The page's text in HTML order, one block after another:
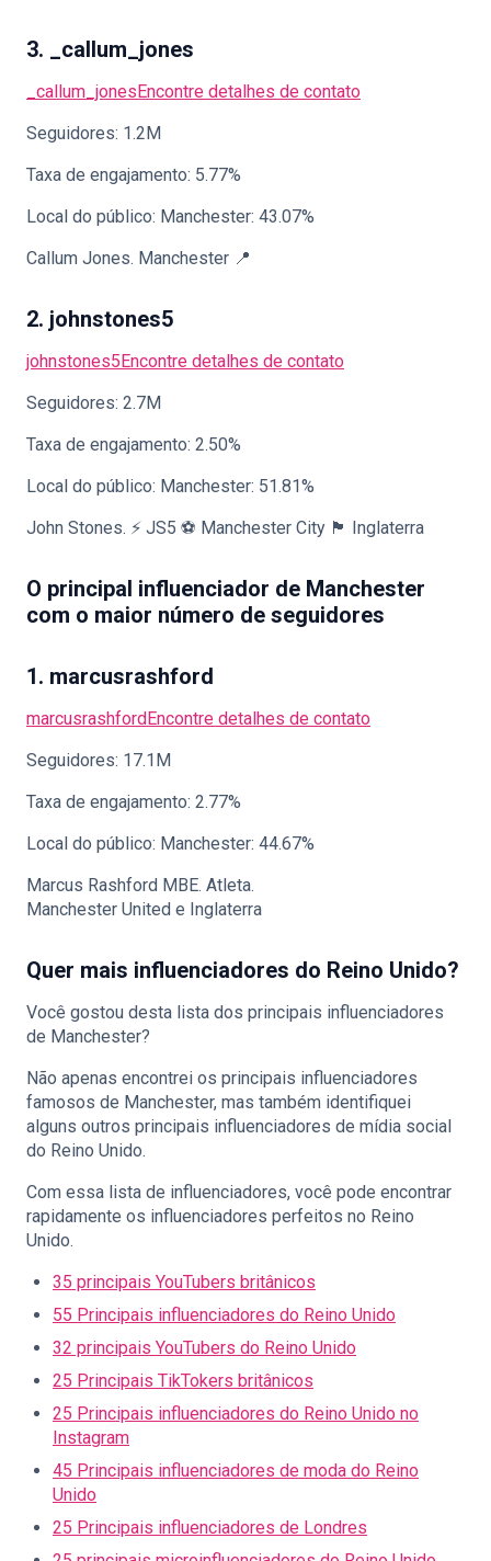
3. _callum_jones
_callum_jonesEncontre detalhes de contato
Seguidores: 1.2M
Taxa de engajamento: 5.77%
Local do público: Manchester: 43.07%
Callum Jones. Manchester 📍
2. johnstones5
johnstones5Encontre detalhes de contato
Seguidores: 2.7M
Taxa de engajamento: 2.50%
Local do público: Manchester: 51.81%
John Stones. ⚡️ JS5 ⚽️ Manchester City 🏴󠁧󠁢󠁥󠁮󠁧󠁿 Inglaterra
O principal influenciador de Manchester
com o maior número de seguidores
1. marcusrashford
marcusrashfordEncontre detalhes de contato
Seguidores: 17.1M
Taxa de engajamento: 2.77%
Local do público: Manchester: 44.67%
Marcus Rashford MBE. Atleta.
Manchester United e Inglaterra
Quer mais influenciadores do Reino Unido?
Você gostou desta lista dos principais influenciadores
de Manchester?
Não apenas encontrei os principais influenciadores
famosos de Manchester, mas também identifiquei
alguns outros principais influenciadores de mídia social
do Reino Unido.
Com essa lista de influenciadores, você pode encontrar
rapidamente os influenciadores perfeitos no Reino
Unido.
35 principais YouTubers britânicos
55 Principais influenciadores do Reino Unido
32 principais YouTubers do Reino Unido
25 Principais TikTokers britânicos
25 Principais influenciadores do Reino Unido no
Instagram
45 Principais influenciadores de moda do Reino
Unido
25 Principais influenciadores de Londres